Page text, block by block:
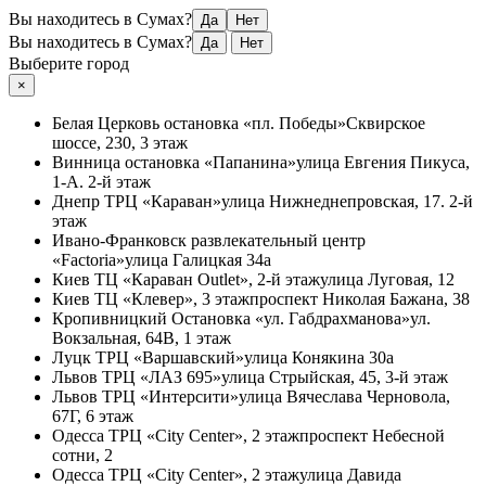
Вы находитесь в Сумах? Да Нет
Вы находитесь в Сумах? Да Нет
Выберите город
×
Белая Церковь остановка «пл. Победы»Сквирское
шоссе, 230, 3 этаж
Винница остановка «Папанина»улица Евгения Пикуса,
1-А. 2-й этаж
Днепр ТРЦ «Караван»улица Нижнеднепровская, 17. 2-й
этаж
Ивано-Франковск развлекательный центр
«Factoria»улица Галицкая 34а
Киев ТЦ «Караван Outlet», 2-й этажулица Луговая, 12
Киев ТЦ «Клевер», 3 этажпроспект Николая Бажана, 38
Кропивницкий Остановка «ул. Габдрахманова»ул.
Вокзальная, 64В, 1 этаж
Луцк ТРЦ «Варшавский»улица Конякина 30а
Львов ТРЦ «ЛАЗ 695»улица Стрыйская, 45, 3-й этаж
Львов ТРЦ «Интерсити»улица Вячеслава Черновола,
67Г, 6 этаж
Одесса ТРЦ «City Center», 2 этажпроспект Небесной
сотни, 2
Одесса ТРЦ «City Center», 2 этажулица Давида